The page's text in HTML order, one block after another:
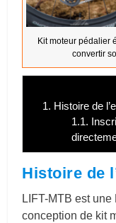
Kit moteur pédalier
convertir
1. Histoire de
1.1.
Histoire de
LIFT-MTB est
conception de kit